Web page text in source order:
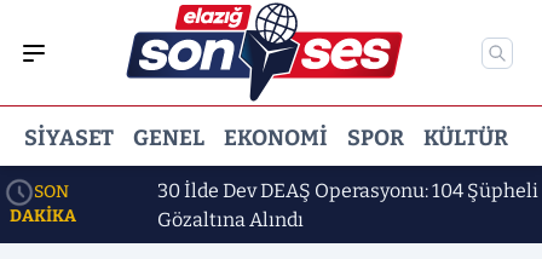
SIYASET GENEL EKONOMI SPOR KÜLTÜR
SON
DAKİKA
30 İlde Dev DEAŞ Operasyonu: 104 Şüpheli
Gözaltına Alındı